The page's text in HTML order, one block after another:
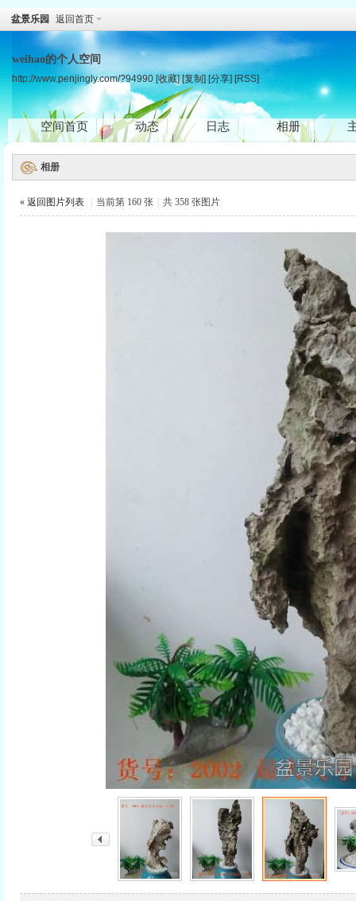
盆景乐园 返回首页
weihao的个人空间
http://www.penjingly.com/?94990 [收藏] [复制] [分享] [RSS]
空间首页 动态 日志 相册
相册
« 返回图片列表 当前第 160 张 共 358 张图片